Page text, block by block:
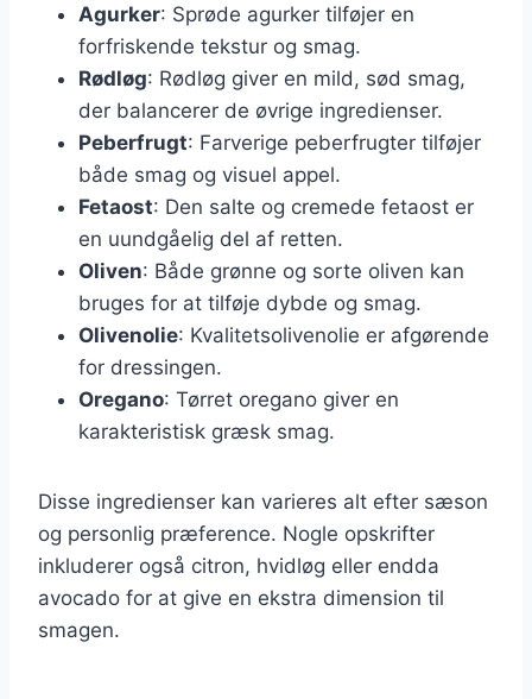
Agurker: Sprøde agurker tilføjer en
forfriskende tekstur og smag.
Rødløg: Rødløg giver en mild, sød smag,
der balancerer de øvrige ingredienser.
Peberfrugt: Farverige peberfrugter tilføjer
både smag og visuel appel.
Fetaost: Den salte og cremede fetaost er
en uundgåelig del af retten.
Oliven: Både grønne og sorte oliven kan
bruges for at tilføje dybde og smag.
Olivenolie: Kvalitetsolivenolie er afgørende
for dressingen.
Oregano: Tørret oregano giver en
karakteristisk græsk smag.
Disse ingredienser kan varieres alt efter sæson
og personlig præference. Nogle opskrifter
inkluderer også citron, hvidløg eller endda
avocado for at give en ekstra dimension til
smagen.